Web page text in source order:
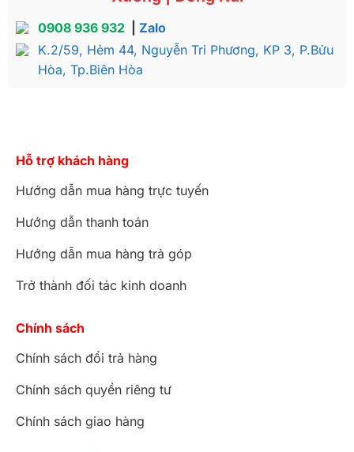
0908 936 932
Zalo
K.2/59, Hẻm 44, Nguyễn Tri Phương, KP 3, P.Bửu
Hòa, Tp.Biên Hòa
Hỗ trợ khách hàng
Hướng dẫn mua hàng trực tuyến
Hướng dẫn thanh toán
Hướng dẫn mua hàng trả góp
Trở thành đối tác kinh doanh
Chính sách
Chính sách đổi trả hàng
Chính sách quyền riêng tư
Chính sách giao hàng